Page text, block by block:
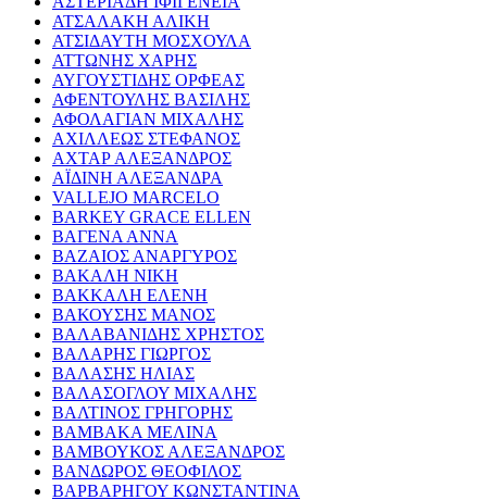
ΑΤΣΑΛΑΚΗ ΑΛΙΚΗ
ΑΤΣΙΔΑΥΤΗ ΜΟΣΧΟΥΛΑ
ΑΤΤΩΝΗΣ ΧΑΡΗΣ
ΑΥΓΟΥΣΤΙΔΗΣ ΟΡΦΕΑΣ
ΑΦΕΝΤΟΥΛΗΣ ΒΑΣΙΛΗΣ
ΑΦΟΛΑΓΙΑΝ ΜΙΧΑΛΗΣ
ΑΧΙΛΛΕΩΣ ΣΤΕΦΑΝΟΣ
ΑΧΤΑΡ ΑΛΕΞΑΝΔΡΟΣ
ΑΪΔΙΝΗ ΑΛΕΞΑΝΔΡΑ
VALLEJO MARCELO
BARKEY GRACE ELLEN
ΒΑΓΕΝΑ ΑΝΝΑ
ΒΑΖΑΙΟΣ ΑΝΑΡΓΥΡΟΣ
ΒΑΚΑΛΗ ΝΙΚΗ
ΒΑΚΚΑΛΗ ΕΛΕΝΗ
ΒΑΚΟΥΣΗΣ ΜΑΝΟΣ
ΒΑΛΑΒΑΝΙΔΗΣ ΧΡΗΣΤΟΣ
ΒΑΛΑΡΗΣ ΓΙΩΡΓΟΣ
ΒΑΛΑΣΗΣ ΗΛΙΑΣ
ΒΑΛΑΣΟΓΛΟΥ ΜΙΧΑΛΗΣ
ΒΑΛΤΙΝΟΣ ΓΡΗΓΟΡΗΣ
ΒΑΜΒΑΚΑ ΜΕΛΙΝΑ
ΒΑΜΒΟΥΚΟΣ ΑΛΕΞΑΝΔΡΟΣ
ΒΑΝΔΩΡΟΣ ΘΕΟΦΙΛΟΣ
ΒΑΡΒΑΡΗΓΟΥ ΚΩΝΣΤΑΝΤΙΝΑ